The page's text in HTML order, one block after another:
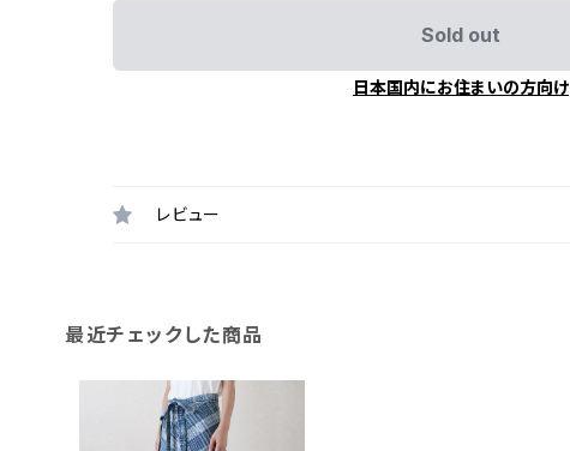
Sold out
日本国内にお住まいの方向け
レビュー
最近チェックした商品